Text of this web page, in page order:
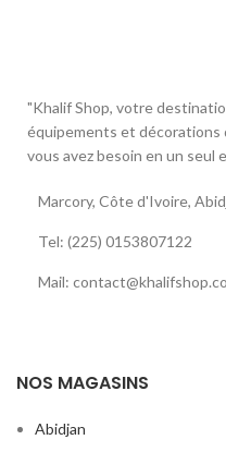
"Khalif Shop, votre
équipements et décorations
vous avez besoin en un seul
Marcory, Côte d'Ivoire,
Tel: (225) 0153807122
Mail:
NOS MAGASINS
Abidjan